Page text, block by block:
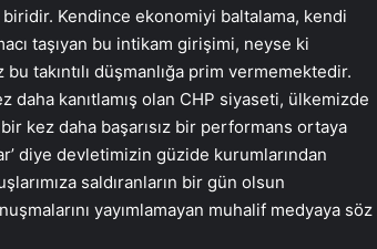
Kendince ekonomiyi baltalama, kendi
taşıyan bu intikam girişimi, neyse ki
takıntılı düşmanlığa prim vermemektedir.
daha kanıtlamış olan CHP siyaseti, ülkemizde
kez daha başarısız bir performans ortaya
diye devletimizin güzide kurumlarından
saldıranların bir gün olsun
yayımlamayan muhalif medyaya söz